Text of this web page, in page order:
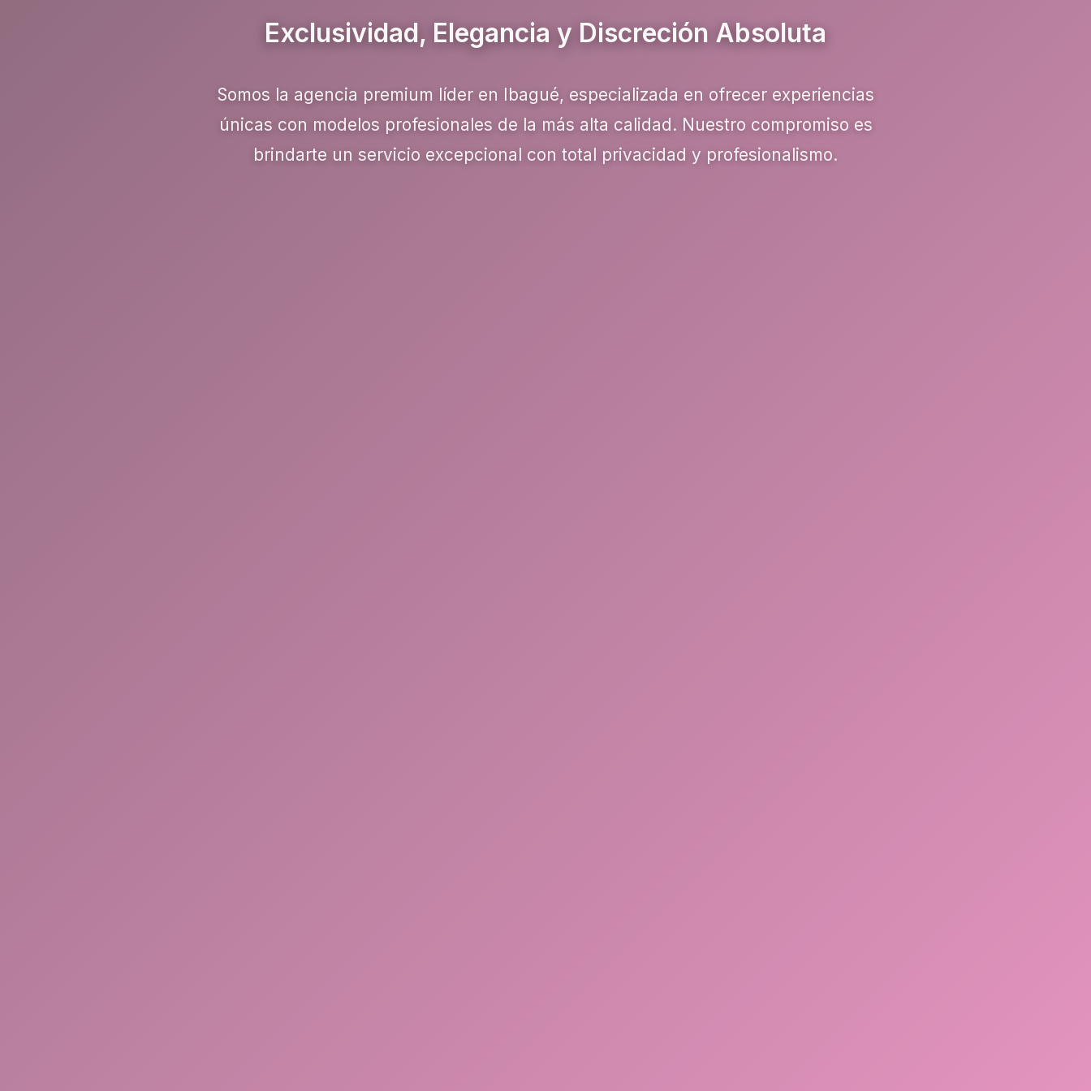
Exclusividad, Elegancia y Discreción Absoluta
Somos la agencia premium líder en Ibagué, especializada en ofrecer experiencias
únicas con modelos profesionales de la más alta calidad. Nuestro compromiso es
brindarte un servicio excepcional con total privacidad y profesionalismo.